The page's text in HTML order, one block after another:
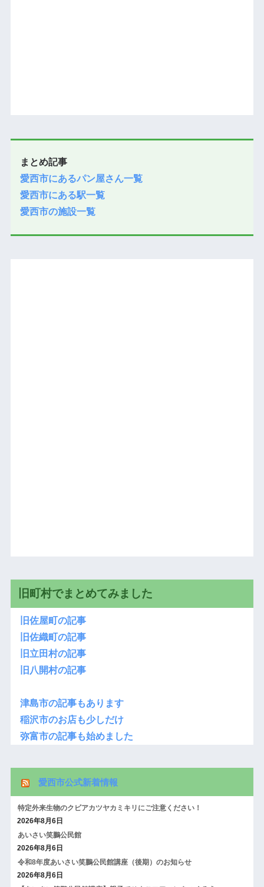
まとめ記事
愛西市にあるパン屋さん一覧
愛西市にある駅一覧
愛西市の施設一覧
旧町村でまとめてみました
旧佐屋町の記事
旧佐織町の記事
旧立田村の記事
旧八開村の記事
津島市の記事もあります
稲沢市のお店も少しだけ
弥富市の記事も始めました
愛西市公式新着情報
特定外来生物のクビアカツヤカミキリにご注意ください！
2026年8月6日
あいさい笑鵬公民館
2026年8月6日
令和8年度あいさい笑鵬公民館講座（後期）のお知らせ
2026年8月6日